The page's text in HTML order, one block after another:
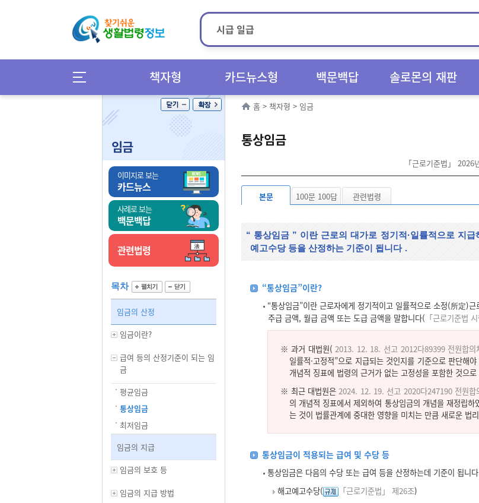
책자형 카드뉴스형 백문백답 솔로몬의 재판
임금
이미지로 보는
카드뉴스
사례로 보는
백문백답
관련법령
목차
임금의 산정
임금이란?
급여 등의 산정기준이 되는 임
금
평균임금
통상임금
최저임금
임금의 지급
임금의 보호 등
임금의 지급 방법
홈 > 책자형 > 임금
통상임금
「근로기준법」
본문 100문 100답 관련법령
“ 통상임금 ” 이란 근로의 대가로 정기적·일률적으로 지
예고수당 등을 산정하는 기준이 됩니다 .
“통상임금”이란?
“통상임금”이란 근로자에게 정기적이고 일률적으로 소정(所定)
주급 금액, 월급 금액 또는 도급 금액을 말합니다( 「근로기준법
※ 과거 대법원(2013. 12. 18. 선고 2012다89399 전원합의
일률적·고정적”으로 지급되는 것인지를 기준으로 판단해
개념적 징표에 법령의 근거가 없는 고정성을 포함한 것으
※ 최근 대법원은2024. 12. 19. 선고 2020다247190 전원합
의 개념적 징표에서 제외하여 통상임금의 개념을 재정립
는 것이 법률관계에 중대한 영향을 미치는 만큼 새로운 법
통상임금이 적용되는 급여 및 수당 등
통상임금은 다음의 수당 또는 급여 등을 산정하는데 기준이 됩니
해고예고수당(
「근로기준법」 제26조)